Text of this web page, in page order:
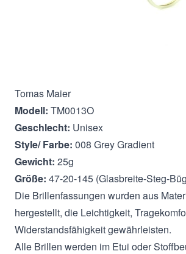
Tomas Maier
Modell: TM0013O
Geschlecht: Unisex
Style/ Farbe: 008 Grey Gradient
Gewicht: 25g
Größe: 47-20-145 (Glasbreite-Steg-
Die Brillenfassungen wurden aus
hergestellt, die Leichtigkeit,
Widerstandsfähigkeit gewährleisten.
Alle Brillen werden im Etui oder